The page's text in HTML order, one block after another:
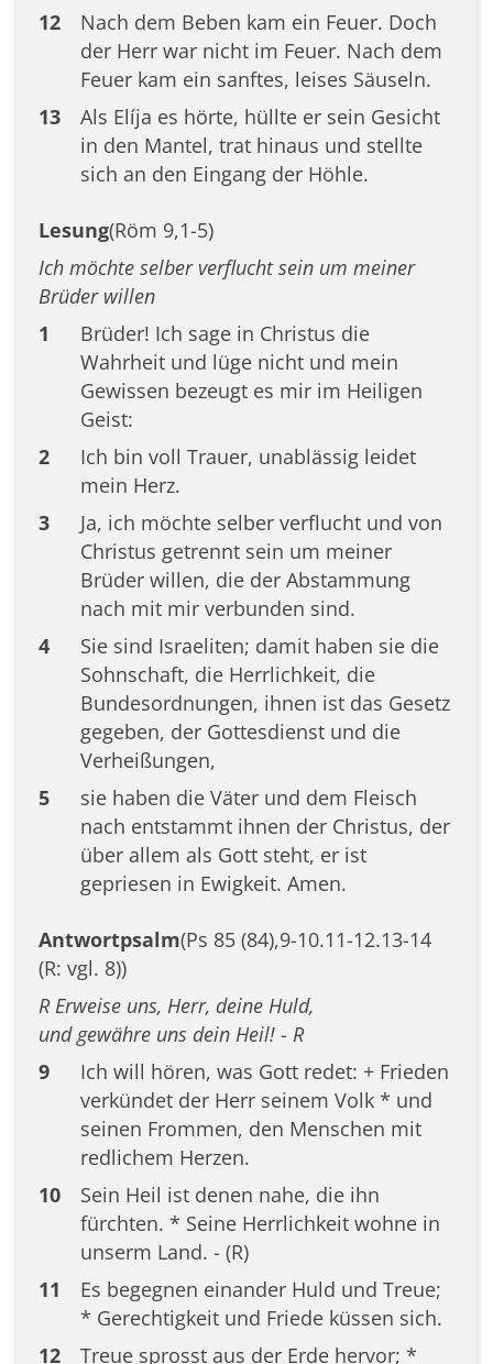
12
Nach dem Beben kam ein Feuer. Doch
der Herr war nicht im Feuer. Nach dem
Feuer kam ein sanftes, leises Säuseln.
13
Als Elíja es hörte, hüllte er sein Gesicht
in den Mantel, trat hinaus und stellte
sich an den Eingang der Höhle.
Lesung(Röm 9,1-5)
Ich möchte selber verflucht sein um meiner
Brüder willen
1
Brüder! Ich sage in Christus die
Wahrheit und lüge nicht und mein
Gewissen bezeugt es mir im Heiligen
Geist:
2
Ich bin voll Trauer, unablässig leidet
mein Herz.
3
Ja, ich möchte selber verflucht und von
Christus getrennt sein um meiner
Brüder willen, die der Abstammung
nach mit mir verbunden sind.
4
Sie sind Israeliten; damit haben sie die
Sohnschaft, die Herrlichkeit, die
Bundesordnungen, ihnen ist das Gesetz
gegeben, der Gottesdienst und die
Verheißungen,
5
sie haben die Väter und dem Fleisch
nach entstammt ihnen der Christus, der
über allem als Gott steht, er ist
gepriesen in Ewigkeit. Amen.
Antwortpsalm(Ps 85 (84),9-10.11-12.13-14
(R: vgl. 8))
R Erweise uns, Herr, deine Huld,
und gewähre uns dein Heil! - R
9
Ich will hören, was Gott redet: + Frieden
verkündet der Herr seinem Volk * und
seinen Frommen, den Menschen mit
redlichem Herzen.
10
Sein Heil ist denen nahe, die ihn
fürchten. * Seine Herrlichkeit wohne in
unserm Land. - (R)
11
Es begegnen einander Huld und Treue;
* Gerechtigkeit und Friede küssen sich.
12
Treue sprosst aus der Erde hervor; *